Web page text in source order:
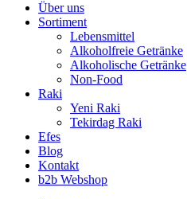
Über uns
Sortiment
Lebensmittel
Alkoholfreie Getränke
Alkoholische Getränke
Non-Food
Raki
Yeni Raki
Tekirdag Raki
Efes
Blog
Kontakt
b2b Webshop